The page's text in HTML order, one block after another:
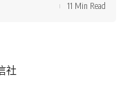
11 Min Read